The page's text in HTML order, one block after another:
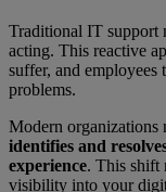
Traditional IT support
acting. This reactive
suffer, and
problems.
Modern organizations
identifies and
experience. This shift
visibility into your